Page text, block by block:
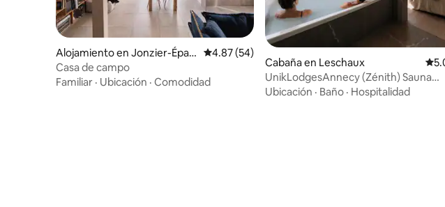
Alojamiento en Jonzier-Épag
ny
Calificación promedio: 4.87 de 5, 54 reseñas
4.87 (54)
Casa de campo
Familiar · Ubicación · Comodidad
Cabaña en Leschaux
UnikLodgesAnnecy (Zénith) Sauna
privada-Bañera/spa
Ubicación · Baño · Hospitalidad